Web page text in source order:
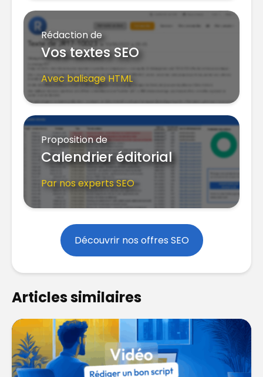
Rédaction de
Vos textes SEO
Avec balisage HTML
Proposition de
Calendrier éditorial
Par nos experts SEO
Découvrir nos offres SEO
Articles similaires